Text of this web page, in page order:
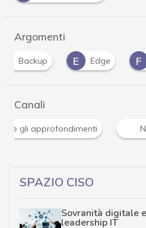
Argomenti
E
Edge F fornitori
Canali
Attacchi hacker e
SPAZIO CISO
Sovranità digitale
leadership IT